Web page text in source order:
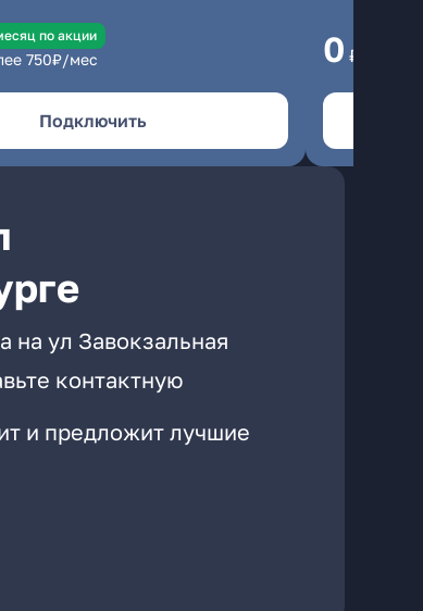
по акции
750₽/мес
Подключить
0 ₽/мес
на ул Завокзальная
контактную
и предложит лучшие